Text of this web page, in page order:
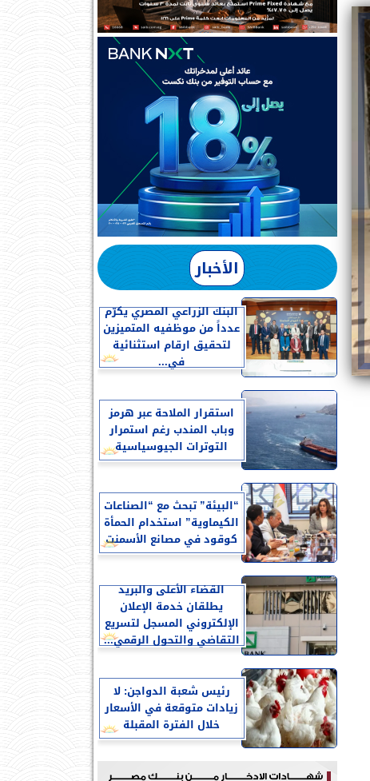
الأخبار
البنك الزراعي المصري يكرّم
عدداً من موظفيه المتميزين
لتحقيق ارقام استثنائية
في...
استقرار الملاحة عبر هرمز
وباب المندب رغم استمرار
التوترات الجيوسياسية
“البيئة” تبحث مع “الصناعات
الكيماوية” استخدام الحمأة
كوقود في مصانع الأسمنت
القضاء الأعلى والبريد
يطلقان خدمة الإعلان
الإلكتروني المسجل لتسريع
التقاضي والتحول الرقمي...
رئيس شعبة الدواجن: لا
زيادات متوقعة في الأسعار
خلال الفترة المقبلة